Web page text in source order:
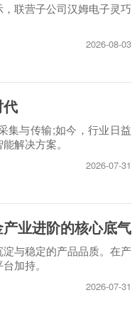
联营子公司汉姆电子灵巧
2026-08-03
集与传输;如今，行业日益
解决方案。
2026-07-31
业进阶的核心底气
与稳定的产品品质。在产
加持。
2026-07-31